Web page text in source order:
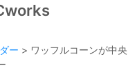
ー > ワッフルコーンが中